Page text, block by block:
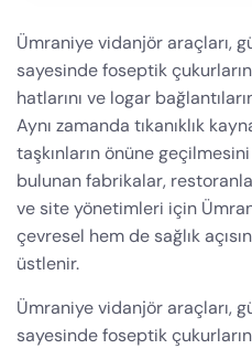
Ümraniye vidanjör araçları,
sayesinde foseptik
hatlarını ve logar
Aynı zamanda tıkanıklık
taşkınların önüne
bulunan fabrikalar,
ve site yönetimleri için
çevresel hem de sağlık
üstlenir.
Ümraniye vidanjör araçları,
sayesinde foseptik